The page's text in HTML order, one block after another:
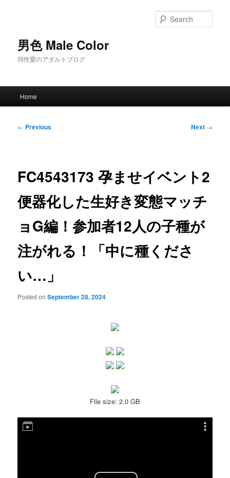
content男色 Male Color
同性愛のアダルトブログ
Home
Post
← Previous Next →
FC4543173 孕ませイベント2
便器化した生好き変態マッチ
ョG編！参加者12人の子種が
注がれる！「中に種くださ
い…」
Posted onSeptember 28, 2024
File size: 2.0 GB